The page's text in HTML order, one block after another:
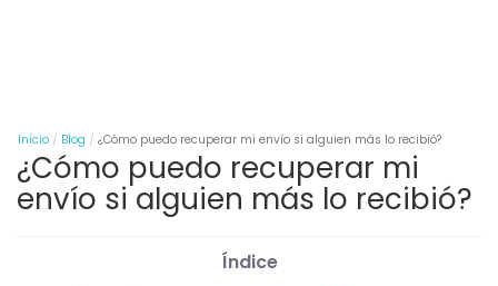
Inicio Blog ¿Cómo puedo recuperar mi envío si alguien más lo recibió?
¿Cómo puedo recuperar mi
envío si alguien más lo recibió?
Índice